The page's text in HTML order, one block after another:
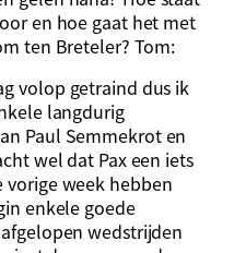
en hoe gaat het met
ten Breteler? Tom:
volop getraind dus ik
langdurig
Paul Semmekrot en
wel dat Pax een iets
vorige week hebben
enkele goede
wedstrijden